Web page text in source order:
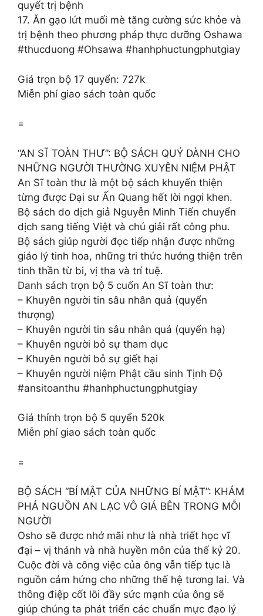
quyết trị bệnh
17. Ăn gạo lứt muối mè tăng cường sức khỏe và
trị bệnh theo phương pháp thực dưỡng Oshawa
#thucduong #Ohsawa #hanhphuctungphutgiay
Giá trọn bộ 17 quyển: 727k
Miễn phí giao sách toàn quốc
=
“AN SĨ TOÀN THƯ”: BỘ SÁCH QUÝ DÀNH CHO
NHỮNG NGƯỜI THƯỜNG XUYÊN NIỆM PHẬT
An Sĩ toàn thư là một bộ sách khuyến thiện
từng được Đại sư Ấn Quang hết lời ngợi khen.
Bộ sách do dịch giả Nguyễn Minh Tiến chuyển
dịch sang tiếng Việt và chú giải rất công phu.
Bộ sách giúp người đọc tiếp nhận được những
giáo lý tinh hoa, những tri thức hướng thiện trên
tinh thần từ bi, vị tha và trí tuệ.
Danh sách trọn bộ 5 cuốn An Sĩ toàn thư:
– Khuyên người tin sâu nhân quả (quyển
thượng)
– Khuyên người tin sâu nhân quả (quyển hạ)
– Khuyên người bỏ sự tham dục
– Khuyên người bỏ sự giết hại
– Khuyên người niệm Phật cầu sinh Tịnh Độ
#ansitoanthu #hanhphuctungphutgiay
Giá thỉnh trọn bộ 5 quyển 520k
Miễn phí giao sách toàn quốc
=
BỘ SÁCH “BÍ MẬT CỦA NHỮNG BÍ MẬT”: KHÁM
PHÁ NGUỒN AN LẠC VÔ GIÁ BÊN TRONG MỖI
NGƯỜI
Osho sẽ được nhớ mãi như là nhà triết học vĩ
đại – vị thánh và nhà huyền môn của thế kỷ 20.
Cuộc đời và công việc của ông vẫn tiếp tục là
nguồn cảm hứng cho những thế hệ tương lai. Và
thông điệp cốt lõi đầy sức mạnh của ông sẽ
giúp chúng ta phát triển các chuẩn mực đạo lý